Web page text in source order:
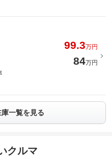
99.3万円
84万円
一覧を見る
クルマ